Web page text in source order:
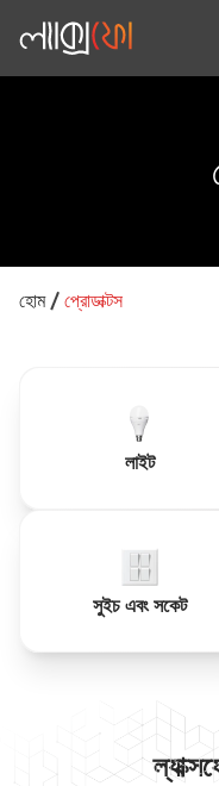
হোম প্রোডাক্টস
লাইট
সুইচ এবং সকেট